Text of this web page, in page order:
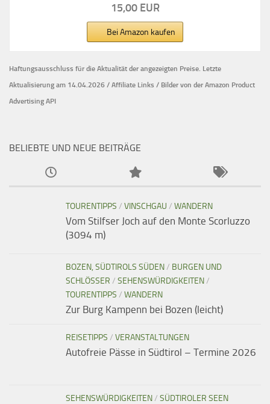
15,00 EUR
Bei Amazon kaufen
Haftungsausschluss für die Aktualität der angezeigten Preise. Letzte
Aktualisierung am 14.04.2026 / Affiliate Links / Bilder von der Amazon Product
Advertising API
BELIEBTE UND NEUE BEITRÄGE
TOURENTIPPS / VINSCHGAU / WANDERN
Vom Stilfser Joch auf den Monte Scorluzzo
(3094 m)
BOZEN, SÜDTIROLS SÜDEN/ BURGEN UND
SCHLÖSSER / SEHENSWÜRDIGKEITEN/
TOURENTIPPS / WANDERN
Zur Burg Kampenn bei Bozen (leicht)
REISETIPPS / VERANSTALTUNGEN
Autofreie Pässe in Südtirol – Termine 2026
SEHENSWÜRDIGKEITEN/ SÜDTIROLER SEEN